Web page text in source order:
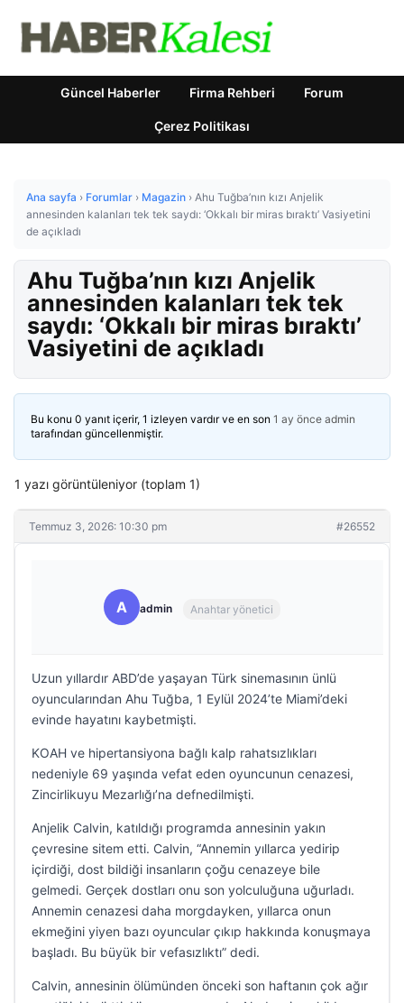
Güncel Haberler Firma Rehberi Forum
Çerez Politikası
Ana sayfa › Forumlar › Magazin › Ahu Tuğba’nın kızı Anjelik
annesinden kalanları tek tek saydı: ‘Okkalı bir miras bıraktı’ Vasiyetini
de açıkladı
Ahu Tuğba’nın kızı Anjelik
annesinden kalanları tek tek
saydı: ‘Okkalı bir miras bıraktı’
Vasiyetini de açıkladı
Bu konu 0 yanıt içerir, 1 izleyen vardır ve en son 1 ay önce admin
tarafından güncellenmiştir.
1 yazı görüntüleniyor (toplam 1)
Temmuz 3, 2026: 10:30 pm #26552
A admin Anahtar yönetici
Uzun yıllardır ABD’de yaşayan Türk sinemasının ünlü
oyuncularından Ahu Tuğba, 1 Eylül 2024’te Miami’deki
evinde hayatını kaybetmişti.
KOAH ve hipertansiyona bağlı kalp rahatsızlıkları
nedeniyle 69 yaşında vefat eden oyuncunun cenazesi,
Zincirlikuyu Mezarlığı’na defnedilmişti.
Anjelik Calvin, katıldığı programda annesinin yakın
çevresine sitem etti. Calvin, “Annemin yıllarca yedirip
içirdiği, dost bildiği insanların çoğu cenazeye bile
gelmedi. Gerçek dostları onu son yolculuğuna uğurladı.
Annemin cenazesi daha morgdayken, yıllarca onun
ekmeğini yiyen bazı oyuncular çıkıp hakkında konuşmaya
başladı. Bu büyük bir vefasızlıktı” dedi.
Calvin, annesinin ölümünden önceki son haftanın çok ağır